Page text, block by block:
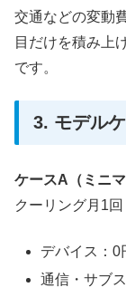
交通などの変動
目だけを積み上
です。
3. モデル
ケースA（ミニマ
クーリング月1回
デバイス：0
通信・サブ